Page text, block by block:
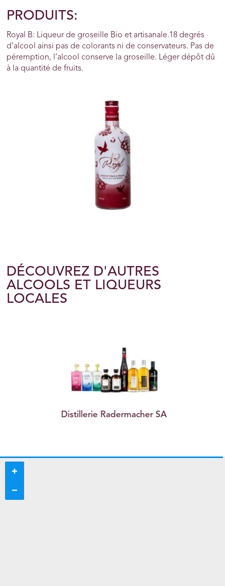
PRODUITS:
Royal B: Liqueur de groseille Bio et artisanale.18 degrés
d’alcool ainsi pas de colorants ni de conservateurs. Pas de
péremption, l’alcool conserve la groseille. Léger dépôt dû
à la quantité de fruits.
DÉCOUVREZ D'AUTRES
ALCOOLS ET LIQUEURS
LOCALES
Distillerie Radermacher SA